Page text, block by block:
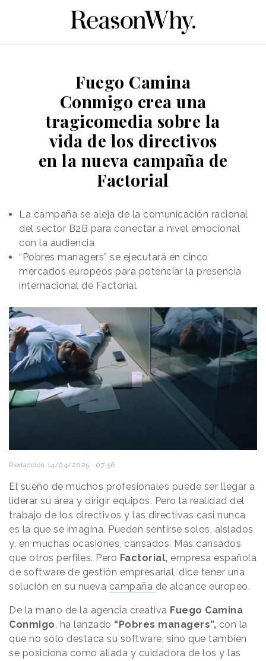
Fuego Camina
Conmigo crea una
tragicomedia sobre la
vida de los directivos
en la nueva campaña de
Factorial
La campaña se aleja de la comunicación racional
del sector B2B para conectar a nivel emocional
con la audiencia
“Pobres managers” se ejecutará en cinco
mercados europeos para potenciar la presencia
internacional de Factorial
Redacción 14/04/2025 · 07:56
El sueño de muchos profesionales puede ser llegar a
liderar su área y dirigir equipos. Pero la realidad del
trabajo de los directivos y las directivas casi nunca
es la que se imagina. Pueden sentirse solos, aislados
y, en muchas ocasiones, cansados. Más cansados
que otros perfiles. Pero Factorial, empresa española
de software de gestión empresarial, dice tener una
solución en su nueva campaña de alcance europeo.
De la mano de la agencia creativa Fuego Camina
Conmigo, ha lanzado “Pobres managers”, con la
que no sólo destaca su software, sino que también
se posiciona como aliada y cuidadora de los y las